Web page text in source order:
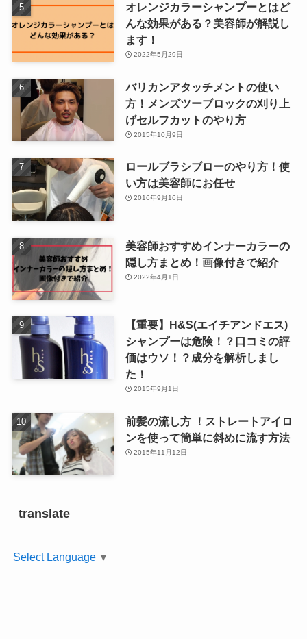
オレンジカラーシャンプーとはど
んな効果がある？美容師が解説し
ます！
2022年5月29日
バリカンアタッチメントの使い
方！メンズツーブロックの刈り上
げセルフカットのやり方
2015年10月9日
ロールブラシブローのやり方！使
い方は美容師にお任せ
2016年9月16日
美容師おすすめインナーカラーの
隠し方まとめ！画像付きで紹介
2022年4月1日
【重要】H&S(エイチアンドエス)
シャンプーは危険！？口コミの評
価はウソ！？成分を解析しまし
た！
2015年9月1日
前髪の流し方 ！ストレートアイロ
ンを使って簡単に斜めに流す方法
2015年11月12日
translate
Select Language ▼